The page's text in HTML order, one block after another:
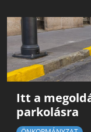
Itt a
parkolásra